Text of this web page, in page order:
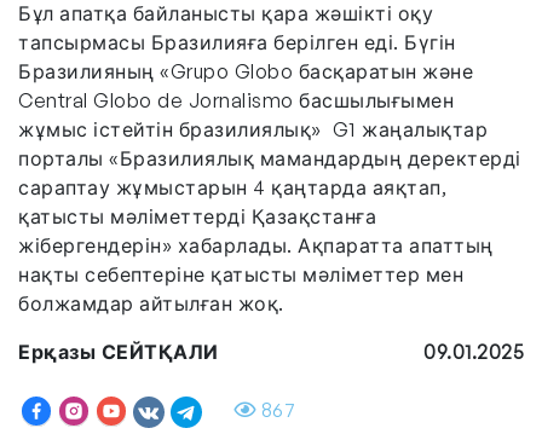
Бұл апатқа байланысты қара жәшікті оқу
тапсырмасы Бразилияға берілген еді. Бүгін
Бразилияның «Grupo Globo басқаратын және
Central Globo de Jornalismo басшылығымен
жұмыс істейтін бразилиялық» G1 жаңалықтар
порталы «Бразилиялық мамандардың деректерді
сараптау жұмыстарын 4 қаңтарда аяқтап,
қатысты мәліметтерді Қазақстанға
жібергендерін» хабарлады. Ақпаратта апаттың
нақты себептеріне қатысты мәліметтер мен
болжамдар айтылған жоқ.
Ерқазы СЕЙТҚАЛИ
09.01.2025
867